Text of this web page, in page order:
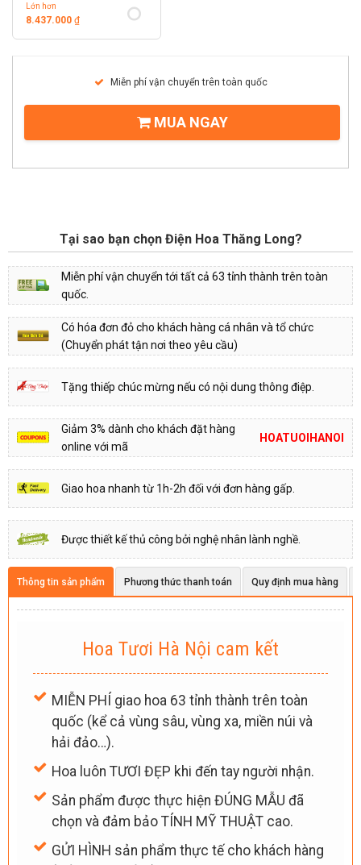
Lớn hơn
8.437.000 ₫
Miễn phí vận chuyển trên toàn quốc
MUA NGAY
Tại sao bạn chọn Điện Hoa Thăng Long?
Miễn phí vận chuyển tới tất cả 63 tỉnh thành trên toàn
quốc.
Có hóa đơn đỏ cho khách hàng cá nhân và tổ chức
(Chuyển phát tận nơi theo yêu cầu)
Tặng thiếp chúc mừng nếu có nội dung thông điệp.
Giảm 3% dành cho khách đặt hàng
online với mã
HOATUOIHANOI
Giao hoa nhanh từ 1h-2h đối với đơn hàng gấp.
Được thiết kế thủ công bởi nghệ nhân lành nghề.
Thông tin sản phẩm Phương thức thanh toán Quy định mua hàng
Hoa Tươi Hà Nội cam kết
MIỄN PHÍ giao hoa 63 tỉnh thành trên toàn
quốc (kể cả vùng sâu, vùng xa, miền núi và
hải đảo…).
Hoa luôn TƯƠI ĐẸP khi đến tay người nhận.
Sản phẩm được thực hiện ĐÚNG MẪU đã
chọn và đảm bảo TÍNH MỸ THUẬT cao.
GỬI HÌNH sản phẩm thực tế cho khách hàng